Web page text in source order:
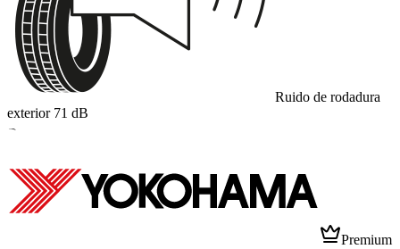
Ruido de rodadura
exterior 71 dB
B
Premium